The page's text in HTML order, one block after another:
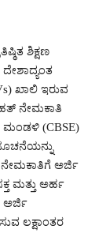
ಶಿಕ್ಷಣ
ಖಾಲಿ ಇರುವ
ನೇಮಕಾತಿ
ಮಂಡಳಿ (CBSE)
ನೇಮಕಾತಿಗೆ ಅರ್ಜಿ
ಮತ್ತು ಅರ್ಹ
ಅರ್ಜಿ
ಲಕ್ಷಾಂತರ